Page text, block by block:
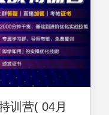
训营( 04月